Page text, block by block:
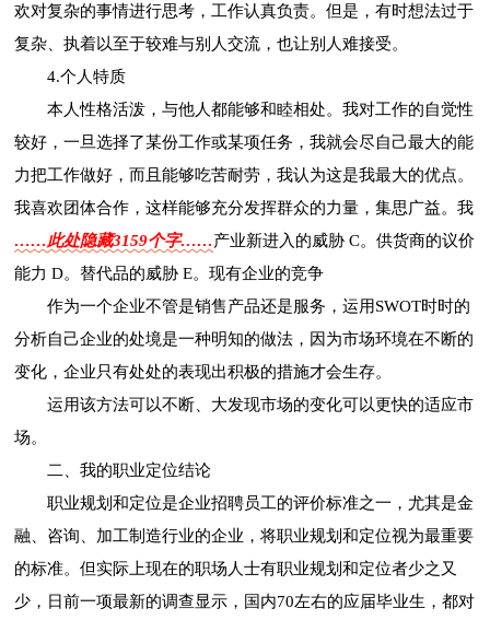
欢对复杂的事情进行思考，工作认真负责。但是，有时想法过于
复杂、执着以至于较难与别人交流，也让别人难接受。
4.个人特质
本人性格活泼，与他人都能够和睦相处。我对工作的自觉性
较好，一旦选择了某份工作或某项任务，我就会尽自己最大的能
力把工作做好，而且能够吃苦耐劳，我认为这是我最大的优点。
我喜欢团体合作，这样能够充分发挥群众的力量，集思广益。我
……此处隐藏3159个字……产业新进入的威胁 C。供货商的议价
能力 D。替代品的威胁 E。现有企业的竞争
作为一个企业不管是销售产品还是服务，运用SWOT时时的
分析自己企业的处境是一种明知的做法，因为市场环境在不断的
变化，企业只有处处的表现出积极的措施才会生存。
运用该方法可以不断、大发现市场的变化可以更快的适应市
场。
二、我的职业定位结论
职业规划和定位是企业招聘员工的评价标准之一，尤其是金
融、咨询、加工制造行业的企业，将职业规划和定位视为最重要
的标准。但实际上现在的职场人士有职业规划和定位者少之又
少，日前一项最新的调查显示，国内70左右的应届毕业生，都对